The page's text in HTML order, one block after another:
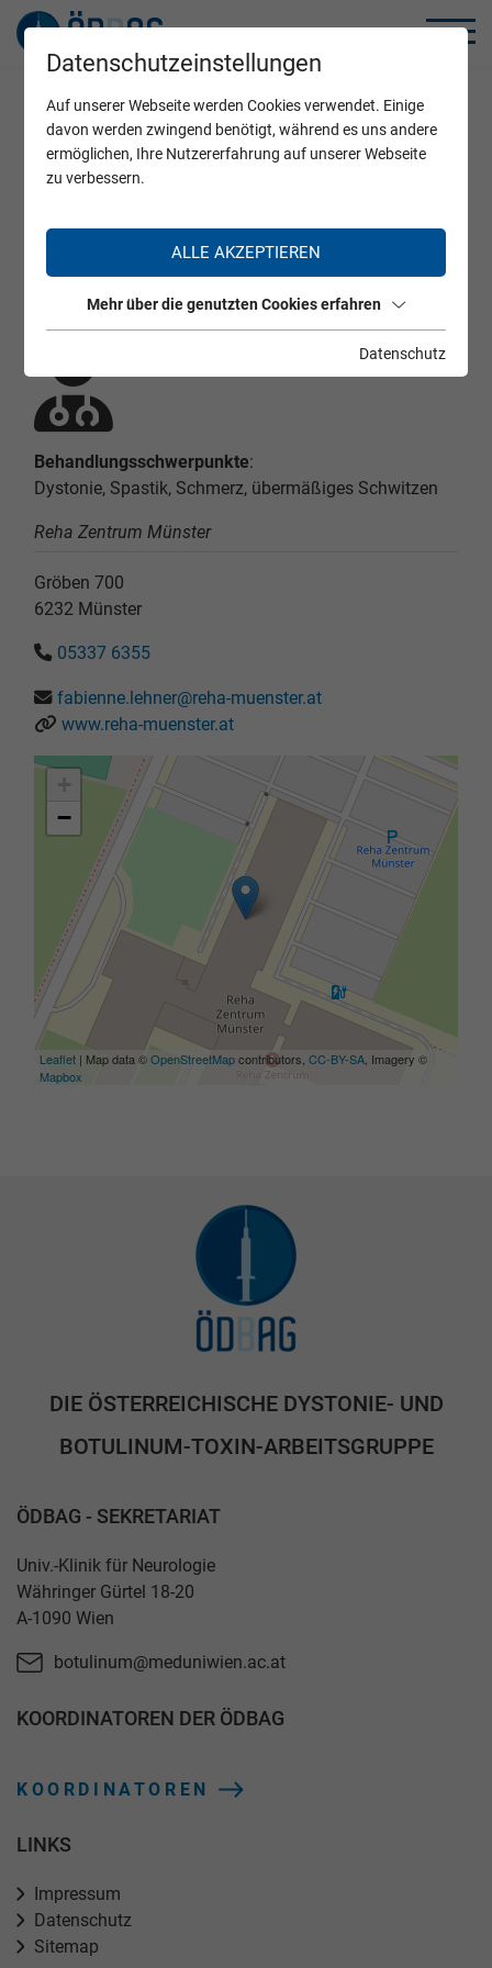
Home Zertifizierte Ärzte
Dr. Fabienne Lehner
Behandlungsschwerpunkte:
Dystonie, Spastik, Schmerz, übermäßiges Schwitzen
Reha Zentrum Münster
Gröben 700
6232 Münster
05337 6355
fabienne.lehner@reha-muenster.at
www.reha-muenster.at
−
Leaflet | Map data ©OpenStreetMapcontributors,CC-BY-SA , Imagery ©
Mapbox
DIE ÖSTERREICHISCHE DYSTONIE- UND
BOTULINUM-TOXIN-ARBEITSGRUPPE
ÖDBAG - SEKRETARIAT
Univ.-Klinik für Neurologie
Währinger Gürtel 18-20
A-1090 Wien
botulinum@meduniwien.ac.at
KOORDINATOREN DER ÖDBAG
KOORDINATOREN
LINKS
Impressum
Datenschutz
Sitemap
Datenschutzeinstellungen
Auf unserer Webseite werden Cookies verwendet. Einige
davon werden zwingend benötigt, während es uns andere
ermöglichen, Ihre Nutzererfahrung auf unserer Webseite
zu verbessern.
ALLE AKZEPTIEREN
Mehr über die genutzten Cookies erfahren
Datenschutz